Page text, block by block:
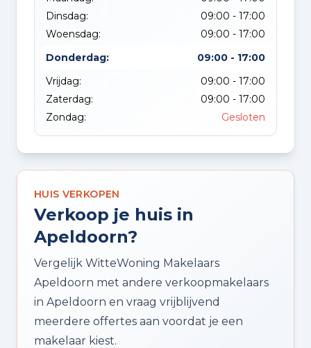
Dinsdag:
09:00 - 17:00
Woensdag:
09:00 - 17:00
Donderdag:
09:00 - 17:00
Vrijdag:
09:00 - 17:00
Zaterdag:
09:00 - 17:00
Zondag:
Gesloten
HUIS VERKOPEN
Verkoop je huis in
Apeldoorn?
Vergelijk WitteWoning Makelaars
Apeldoorn met andere verkoopmakelaars
in Apeldoorn en vraag vrijblijvend
meerdere offertes aan voordat je een
makelaar kiest.